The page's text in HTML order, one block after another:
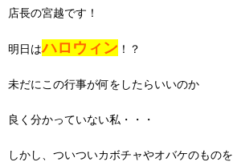
店長の宮越です！
明日はハロウィン ！？
未だにこの行事が何をしたらいいのか
良く分かっていない私・・・
しかし、ついついカボチャやオバケのものを